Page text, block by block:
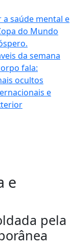
saúde mental e
do Mundo
da semana
fala:
ocultos
e
e
pela